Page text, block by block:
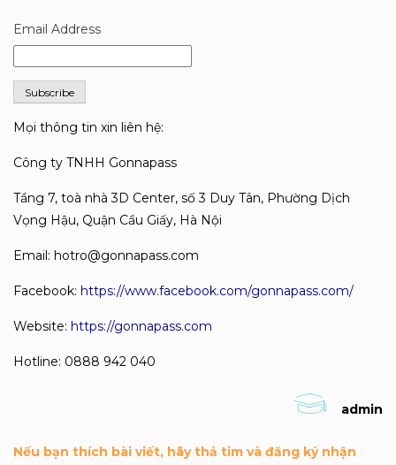
Email Address
Mọi thông tin xin liên hệ:
Công ty TNHH Gonnapass
Tầng 7, toà nhà 3D Center, số 3 Duy Tân, Phường Dịch
Vọng Hậu, Quận Cầu Giấy, Hà Nội
Email: hotro@gonnapass.com
Facebook: https://www.facebook.com/gonnapass.com/
Website: https://gonnapass.com
Hotline: 0888 942 040
admin
Nếu bạn thích bài viết, hãy thả tim và đăng ký nhận